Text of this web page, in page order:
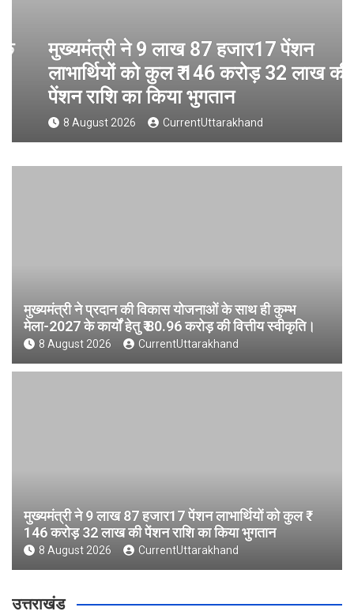
मुख्यमंत्री ने 9 लाख 87 हजार17 पेंशन
लाभार्थियों को कुल ₹ 146 करोड़ 32 लाख की
पेंशन राशि का किया भुगतान
8 August 2026 CurrentUttarakhand
मुख्यमंत्री ने प्रदान की विकास योजनाओं के साथ ही कुम्भ
मेला-2027 के कार्यों हेतु ₹ 80.96 करोड़ की वित्तीय स्वीकृति।
8 August 2026 CurrentUttarakhand
मुख्यमंत्री ने 9 लाख 87 हजार17 पेंशन लाभार्थियों को कुल ₹
146 करोड़ 32 लाख की पेंशन राशि का किया भुगतान
8 August 2026 CurrentUttarakhand
उत्तराखंड